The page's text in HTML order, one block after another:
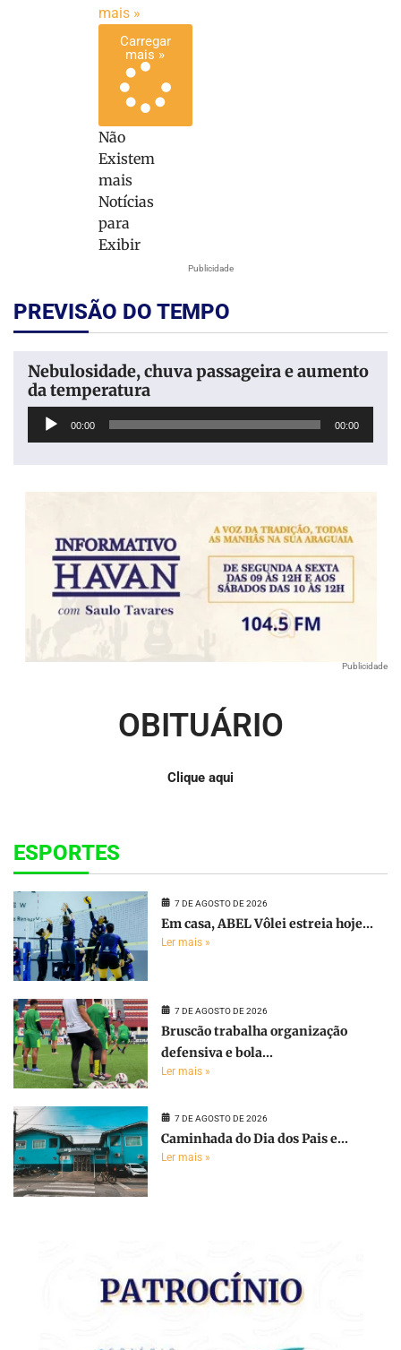
mais »
Carregar
mais »
Não
Existem
mais
Notícias
para
Exibir
Publicidade
PREVISÃO DO TEMPO
Nebulosidade, chuva passageira e aumento
da temperatura
Tocador
00:00 00:00
Publicidade
OBITUÁRIO
Clique aqui
ESPORTES
7 DE AGOSTO DE 2026
Em casa, ABEL Vôlei estreia hoje...
Ler mais »
7 DE AGOSTO DE 2026
Bruscão trabalha organização
defensiva e bola...
Ler mais »
7 DE AGOSTO DE 2026
Caminhada do Dia dos Pais e...
Ler mais »